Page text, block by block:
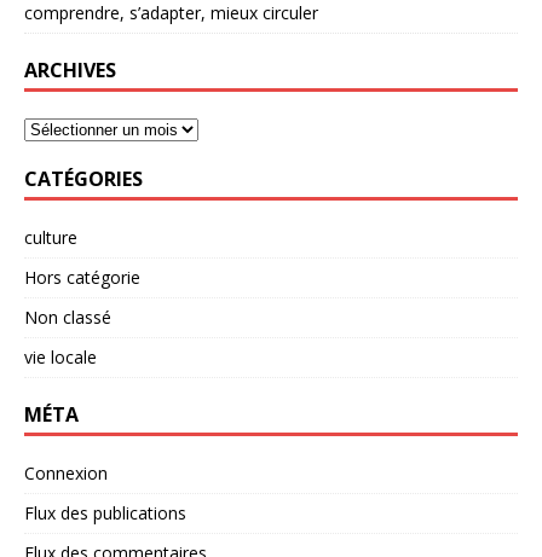
comprendre, s’adapter, mieux circuler
ARCHIVES
CATÉGORIES
culture
Hors catégorie
Non classé
vie locale
MÉTA
Connexion
Flux des publications